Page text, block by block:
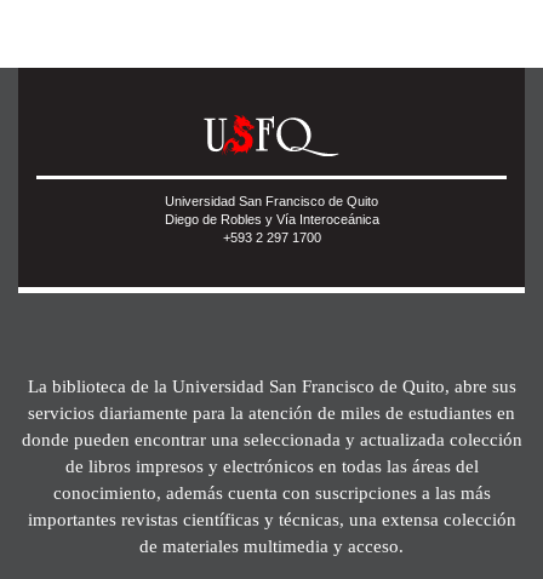
Universidad San Francisco de Quito
Diego de Robles y Vía Interoceánica
+593 2 297 1700
La biblioteca de la Universidad San Francisco de Quito, abre sus
servicios diariamente para la atención de miles de estudiantes en
donde pueden encontrar una seleccionada y actualizada colección
de libros impresos y electrónicos en todas las áreas del
conocimiento, además cuenta con suscripciones a las más
importantes revistas científicas y técnicas, una extensa colección
de materiales multimedia y acceso.